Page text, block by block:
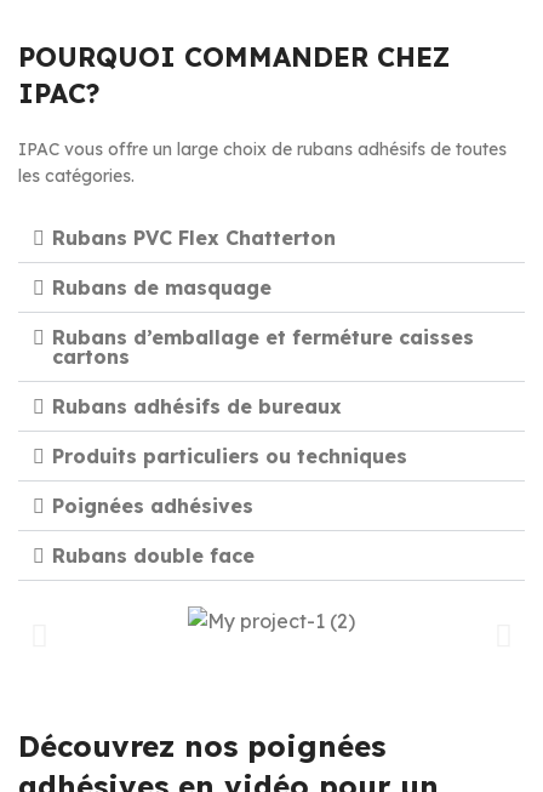
POURQUOI COMMANDER CHEZ
IPAC?
IPAC vous offre un large choix de rubans adhésifs de toutes
les catégories.
Rubans PVC Flex Chatterton
Rubans de masquage
Rubans d’emballage et ferméture caisses
cartons
Rubans adhésifs de bureaux
Produits particuliers ou techniques
Poignées adhésives
Rubans double face
Découvrez nos poignées